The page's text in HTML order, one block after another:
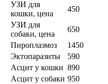
УЗИ для
кошки, цена
450
УЗИ для
собаки, цена
650
Пироплазмоз
1450
Эктопаразиты
590
Асцит у кошки 890
Асцит у собаки 950